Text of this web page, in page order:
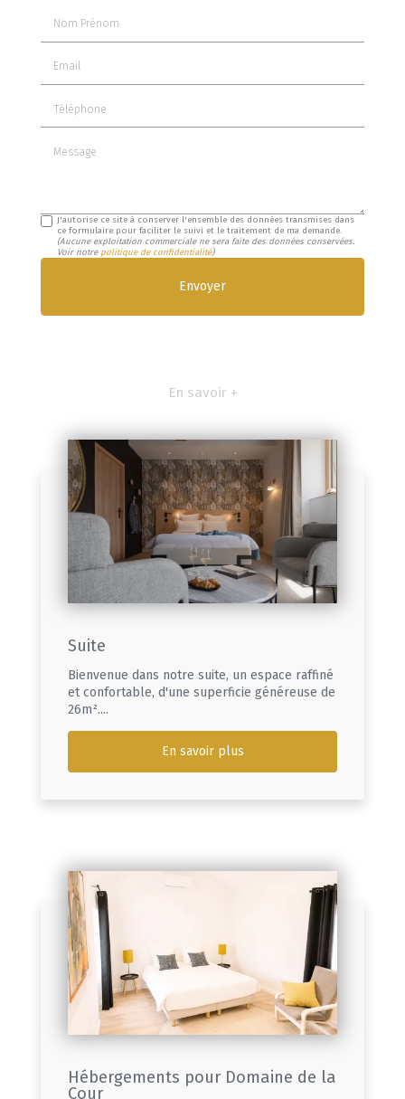
J'autorise ce site à conserver l'ensemble des données transmises dans
ce formulaire pour faciliter le suivi et le traitement de ma demande.
(Aucune exploitation commerciale ne sera faite des données conservées.
Voir notre politique de confidentialité)
En savoir +
Suite
Bienvenue dans notre suite, un espace raffiné
et confortable, d'une superficie généreuse de
26m²....
En savoir plus
Hébergements pour Domaine de la
Cour